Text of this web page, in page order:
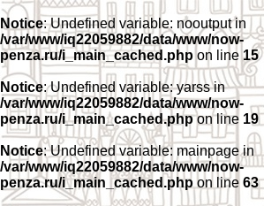
Notice: Undefined variable: nooutput in
/var/www/iq22059882/data/www/now-
penza.ru/i_main_cached.php on line 15
Notice: Undefined variable: yarss in
/var/www/iq22059882/data/www/now-
penza.ru/i_main_cached.phpon line 19
Notice: Undefined variable: mainpage in
/var/www/iq22059882/data/www/now-
penza.ru/i_main_cached.php on line 63